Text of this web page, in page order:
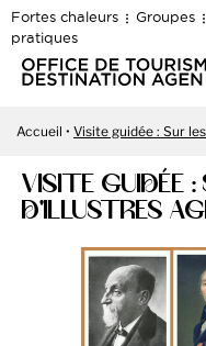
Fortes chaleurs Groupes
pratiques
Accueil Visite guidée : Sur
VISITE GUIDÉE :
D'ILLUSTRES